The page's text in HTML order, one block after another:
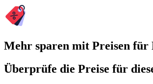
Mehr sparen mit Preisen
Überprüfe die Preise für